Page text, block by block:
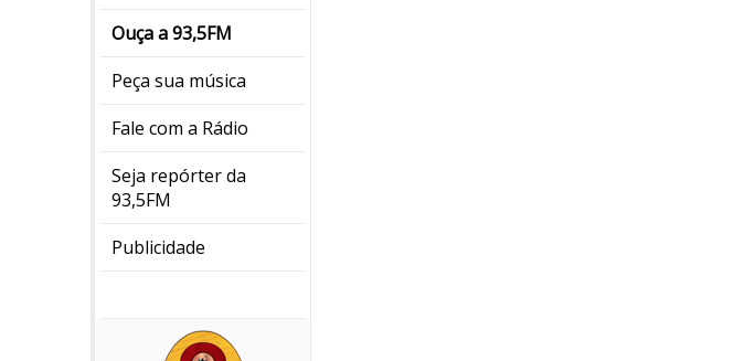
Ouça a 93,5FM
Peça sua música
Fale com a Rádio
Seja repórter da
93,5FM
Publicidade